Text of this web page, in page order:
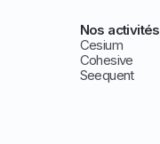
Nos activités
Cesium
Cohesive
Seequent